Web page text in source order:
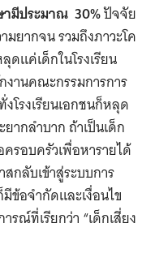
ามีประมาณ 30%ปัจจัย
ยากจน รวมถึงภาวะโค
แค่เด็กในโรงเรียน
านคณะกรรมการการ
โรงเรียนเอกชนก็หลุด
ากลำบาก ถ้าเป็นเด็ก
รอบครัวเพื่อหารายได้
กลับเข้าสู่ระบบการ
ข้อจำกัดและเงื่อนไข
ณ์ที่เรียกว่า “เด็กเสี่ยง